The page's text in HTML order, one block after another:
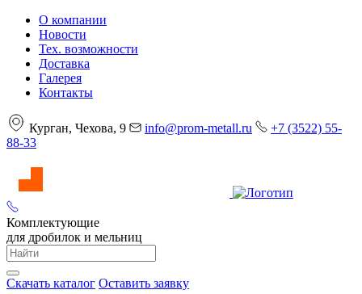
О компании
Новости
Тех. возможности
Доставка
Галерея
Контакты
Курган, Чехова, 9 info@prom-metall.ru
+7 (3522) 55-
88-33
Комплектующие
для дробилок и мельниц
Скачать каталог Оставить заявку